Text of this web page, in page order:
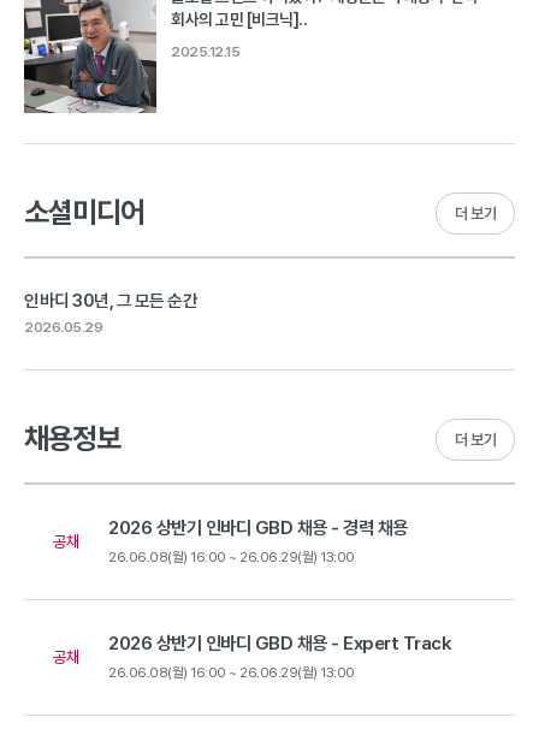
회사의 고민 [비크닉]..
2025.12.15
소셜미디어
인바디 30년, 그 모든 순간
2026.05.29
더 보기
채용정보
공채
2026 상반기 인바디 GBD 채용 - 경력 채용
26.06.08(월) 16:00 ~ 26.06.29(월) 13:00
공채
2026 상반기 인바디 GBD 채용 - Expert Track
26.06.08(월) 16:00 ~ 26.06.29(월) 13:00
더 보기